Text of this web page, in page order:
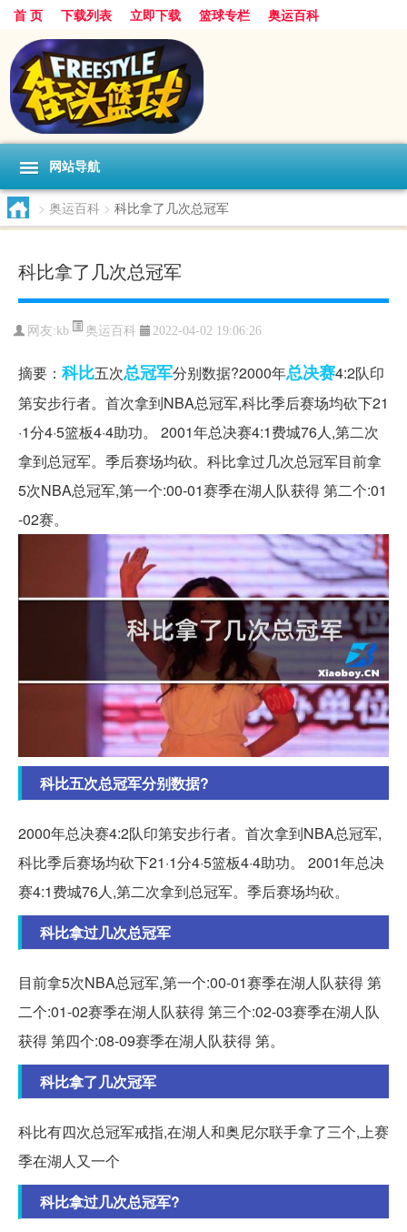
首 页 下载列表 立即下载 篮球专栏 奥运百科
网站导航
> 奥运百科 > 科比拿了几次总冠军
科比拿了几次总冠军
网友:kb 奥运百科 2022-04-02 19:06:26
摘要： 科比五次总冠军分别数据?2000年总决赛4:2队印
第安步行者。首次拿到NBA总冠军,科比季后赛场均砍下21
·1分4·5篮板4·4助功。 2001年总决赛4:1费城76人,第二次
拿到总冠军。季后赛场均砍。科比拿过几次总冠军目前拿
5次NBA总冠军,第一个:00-01赛季在湖人队获得 第二个:01
-02赛。
科比五次总冠军分别数据?
2000年总决赛4:2队印第安步行者。首次拿到NBA总冠军,
科比季后赛场均砍下21·1分4·5篮板4·4助功。 2001年总决
赛4:1费城76人,第二次拿到总冠军。季后赛场均砍。
科比拿过几次总冠军
目前拿5次NBA总冠军,第一个:00-01赛季在湖人队获得 第
二个:01-02赛季在湖人队获得 第三个:02-03赛季在湖人队
获得 第四个:08-09赛季在湖人队获得 第。
科比拿了几次冠军
科比有四次总冠军戒指,在湖人和奥尼尔联手拿了三个,上赛
季在湖人又一个
科比拿过几次总冠军?